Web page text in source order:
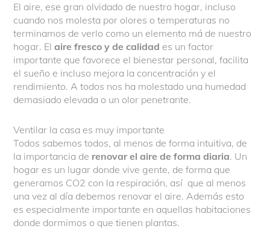
El aire, ese gran olvidado de nuestro hogar, incluso
cuando nos molesta por olores o temperaturas no
terminamos de verlo como un elemento má de nuestro
hogar. Elaire fresco y de calidad es un factor
importante que favorece el bienestar personal, facilita
el sueño e incluso mejora la concentración y el
rendimiento. A todos nos ha molestado una humedad
demasiado elevada o un olor penetrante.
Ventilar la casa es muy importante
Todos sabemos todos, al menos de forma intuitiva, de
la importancia de renovar el aire de forma diaria. Un
hogar es un lugar donde vive gente, de forma que
generamos CO2 con la respiración, así que al menos
una vez al día debemos renovar el aire. Además esto
es especialmente importante en aquellas habitaciones
donde dormimos o que tienen plantas.